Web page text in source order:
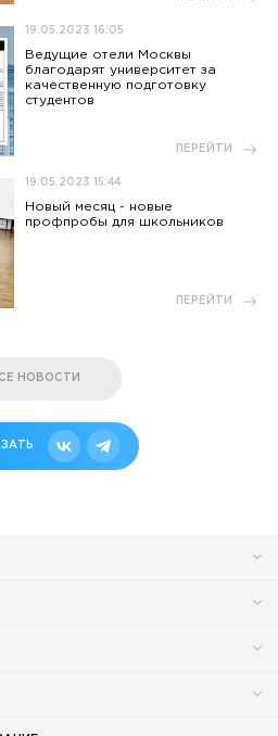
19.05.2023 16:05
Ведущие отели Москвы
благодарят университет за
качественную подготовку
студентов
ПЕРЕЙТИ
19.05.2023 15:44
Новый месяц - новые
профпробы для школьников
ПЕРЕЙТИ
НОВОСТИ